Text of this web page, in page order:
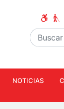
NOTICIAS